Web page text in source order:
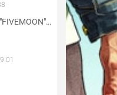
GTA RP : ? OUVERTURE DU SERVEUR RP "FIVEMOON"  ACCÈS LIBRE ?